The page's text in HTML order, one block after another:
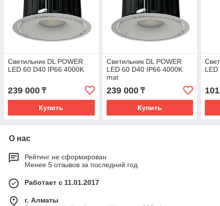
Светильник DL POWER
LED 60 D40 IP66 4000K
239 000 ₸
Купить
Светильник DL POWER
LED 60 D40 IP66 4000K
mat
239 000₸
Купить
О нас
Рейтинг не сформирован
Менее 5 отзывов за последний год
Работает с 11.01.2017
г. Алматы